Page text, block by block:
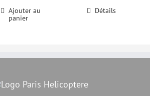
Ajouter au
panier
Détails